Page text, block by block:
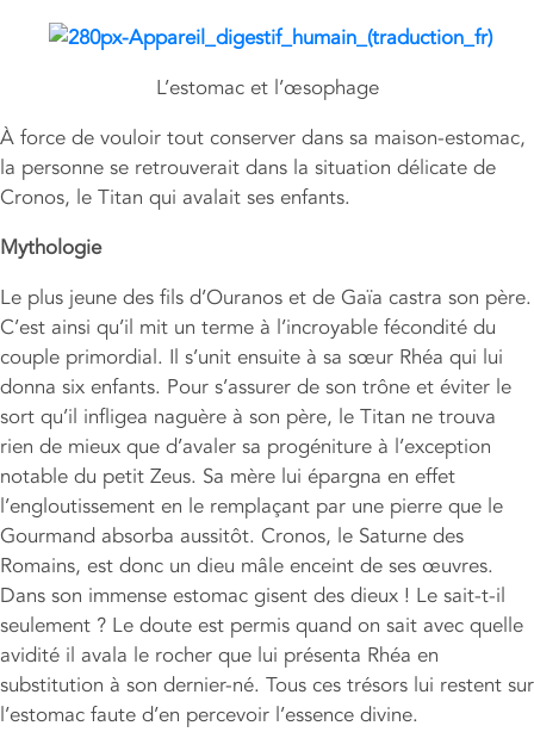
L’estomac et l’œsophage
À force de vouloir tout conserver dans sa maison-estomac,
la personne se retrouverait dans la situation délicate de
Cronos, le Titan qui avalait ses enfants.
Mythologie
Le plus jeune des fils d’Ouranos et de Gaïa castra son père.
C’est ainsi qu’il mit un terme à l’incroyable fécondité du
couple primordial. Il s’unit ensuite à sa sœur Rhéa qui lui
donna six enfants. Pour s’assurer de son trône et éviter le
sort qu’il infligea naguère à son père, le Titan ne trouva
rien de mieux que d’avaler sa progéniture à l’exception
notable du petit Zeus. Sa mère lui épargna en effet
l’engloutissement en le remplaçant par une pierre que le
Gourmand absorba aussitôt. Cronos, le Saturne des
Romains, est donc un dieu mâle enceint de ses œuvres.
Dans son immense estomac gisent des dieux ! Le sait-t-il
seulement ? Le doute est permis quand on sait avec quelle
avidité il avala le rocher que lui présenta Rhéa en
substitution à son dernier-né. Tous ces trésors lui restent sur
l’estomac faute d’en percevoir l’essence divine.